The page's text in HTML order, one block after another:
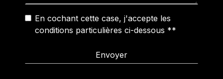
En cochant cette case, j'accepte les
conditions particulières ci-dessous **
Envoyer